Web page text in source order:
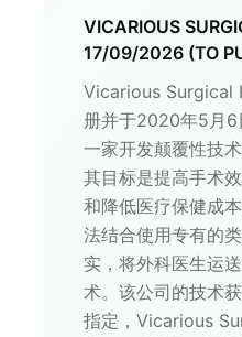
VICARIOUS
17/09/2026 (TO
Vicarious Surgical
册并于2020年5月6
一家开发颠覆性技
其目标是提高手术
和降低医疗保健成
法结合使用专有的
实，将外科医生运
术。该公司的技术
指定，Vicarious